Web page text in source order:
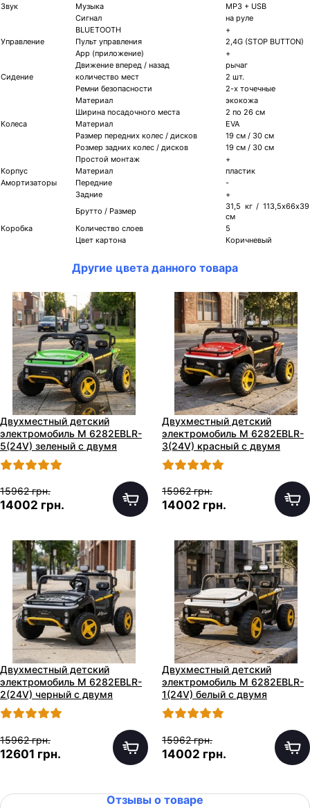
Звук
Музыка
МР3 + USB
Сигнал
на руле
BLUETOOTH
+
Управление
Пульт управления
2,4G (STOP BUTTON)
App (приложение)
+
Движение вперед / назад
рычаг
Сидение
количество мест
2 шт.
Ремни безопасности
2-х точечные
Материал
экокожа
Ширина посадочного места
2 по 26 см
Колеса
Материал
EVA
Размер передних колес / дисков
19 см / 30 см
Розмер задних колес / дисков
19 см / 30 см
Простой монтаж
+
Корпус
Материал
пластик
Амортизаторы
Передние
-
Задние
+
Брутто / Размер
31,5 кг / 113,5х66х39
см
Коробка
Количество слоев
5
Цвет картона
Коричневый
Другие цвета данного товара
Двухместный детский
электромобиль M 6282EBLR-
5(24V) зеленый с двумя
моторами по 65W
15962 грн.
14002 грн.
Двухместный детский
электромобиль M 6282EBLR-
3(24V) красный с двумя
моторами по 65W
15962 грн.
14002 грн.
Двухместный детский
электромобиль M 6282EBLR-
2(24V) черный с двумя
моторами по 65W
15962 грн.
12601 грн.
Двухместный детский
электромобиль M 6282EBLR-
1(24V) белый с двумя
моторами по 65W
15962 грн.
14002 грн.
Отзывы о товаре